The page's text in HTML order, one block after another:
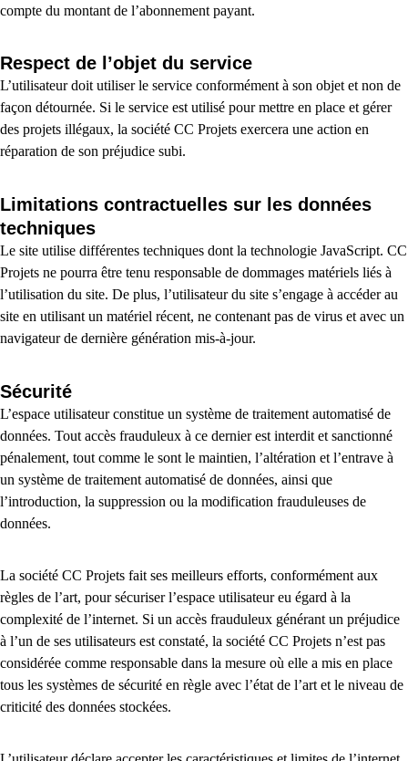
compte du montant de l’abonnement payant.
Respect de l’objet du service
L’utilisateur doit utiliser le service conformément à son objet et non de
façon détournée. Si le service est utilisé pour mettre en place et gérer
des projets illégaux, la société CC Projets exercera une action en
réparation de son préjudice subi.
Limitations contractuelles sur les données
techniques
Le site utilise différentes techniques dont la technologie JavaScript. CC
Projets ne pourra être tenu responsable de dommages matériels liés à
l’utilisation du site. De plus, l’utilisateur du site s’engage à accéder au
site en utilisant un matériel récent, ne contenant pas de virus et avec un
navigateur de dernière génération mis-à-jour.
Sécurité
L’espace utilisateur constitue un système de traitement automatisé de
données. Tout accès frauduleux à ce dernier est interdit et sanctionné
pénalement, tout comme le sont le maintien, l’altération et l’entrave à
un système de traitement automatisé de données, ainsi que
l’introduction, la suppression ou la modification frauduleuses de
données.
La société CC Projets fait ses meilleurs efforts, conformément aux
règles de l’art, pour sécuriser l’espace utilisateur eu égard à la
complexité de l’internet. Si un accès frauduleux générant un préjudice
à l’un de ses utilisateurs est constaté, la société CC Projets n’est pas
considérée comme responsable dans la mesure où elle a mis en place
tous les systèmes de sécurité en règle avec l’état de l’art et le niveau de
criticité des données stockées.